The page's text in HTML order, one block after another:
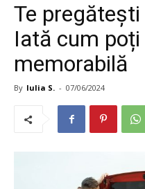
Te
Iată cum
memorabilă
By Iulia S. - 07/06/2024